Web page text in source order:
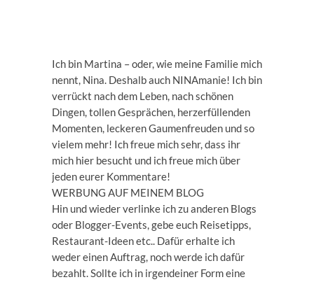
Ich bin Martina – oder, wie meine Familie mich
nennt, Nina. Deshalb auch NINAmanie! Ich bin
verrückt nach dem Leben, nach schönen
Dingen, tollen Gesprächen, herzerfüllenden
Momenten, leckeren Gaumenfreuden und so
vielem mehr! Ich freue mich sehr, dass ihr
mich hier besucht und ich freue mich über
jeden eurer Kommentare!
WERBUNG AUF MEINEM BLOG
Hin und wieder verlinke ich zu anderen Blogs
oder Blogger-Events, gebe euch Reisetipps,
Restaurant-Ideen etc.. Dafür erhalte ich
weder einen Auftrag, noch werde ich dafür
bezahlt. Sollte ich in irgendeiner Form eine